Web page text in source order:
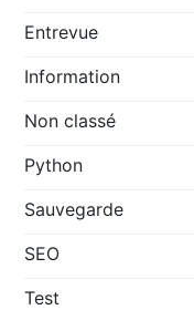
Entrevue
Information
Non classé
Python
Sauvegarde
SEO
Test